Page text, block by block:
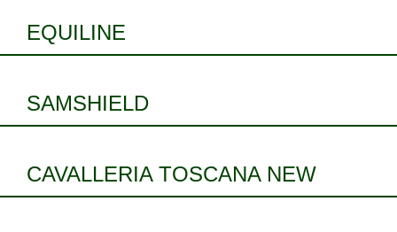
EQUILINE
SAMSHIELD
CAVALLERIA TOSCANA NEW